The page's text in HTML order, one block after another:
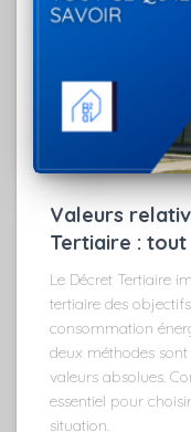
Valeurs
Tertiaire :
Le Décret Tertiaire
tertiaire des
consommation
deux méthodes
valeurs absolues.
essentiel pour
situation.